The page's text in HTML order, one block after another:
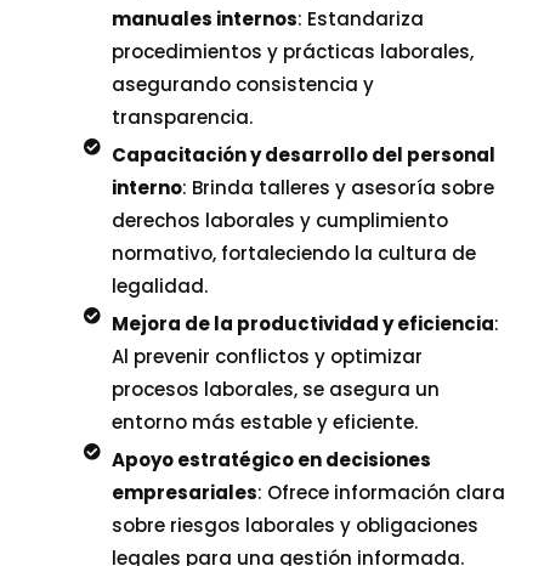
manuales internos: Estandariza
procedimientos y prácticas laborales,
asegurando consistencia y
transparencia.
Capacitación y desarrollo del personal
interno: Brinda talleres y asesoría sobre
derechos laborales y cumplimiento
normativo, fortaleciendo la cultura de
legalidad.
Mejora de la productividad y eficiencia:
Al prevenir conflictos y optimizar
procesos laborales, se asegura un
entorno más estable y eficiente.
Apoyo estratégico en decisiones
empresariales: Ofrece información clara
sobre riesgos laborales y obligaciones
legales para una gestión informada.